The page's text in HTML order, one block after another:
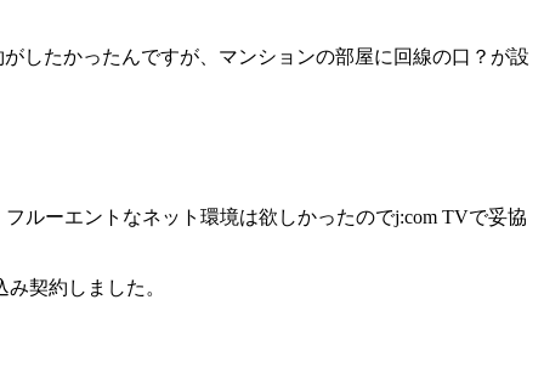
したかったんですが、マンションの部屋に回線の口？が設
ルーエントなネット環境は欲しかったのでj:com TVで妥協
契約しました。